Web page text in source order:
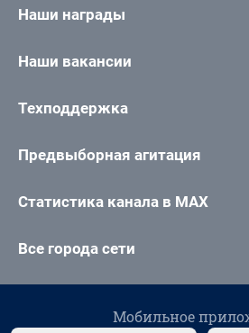
Наши награды
Наши вакансии
Техподдержка
Предвыборная агитация
Статистика канала в MAX
Все города сети
Мобильное